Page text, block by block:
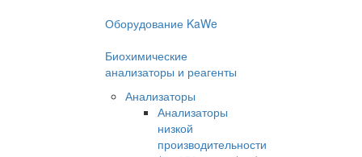
Оборудование KaWe
Биохимические
анализаторы и реагенты
Анализаторы
Анализаторы
низкой
производительности